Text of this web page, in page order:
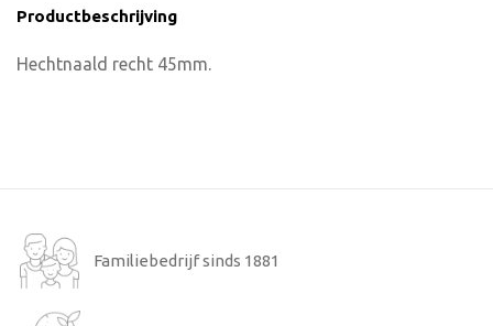
Productbeschrijving
Hechtnaald recht 45mm.
Familiebedrijf sinds 1881